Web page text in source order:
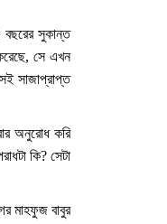
বছরের সুকান্ত
সে এখন
সাজাপ্রাপ্ত
অনুরোধ করি
কি? সেটা
মাহফুজ বাবুর